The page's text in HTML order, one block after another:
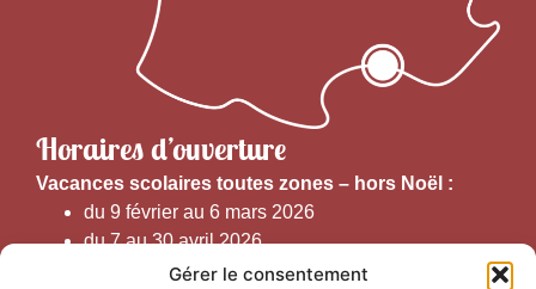
Gérer le consentement
Horaires d’ouverture
Vacances scolaires toutes zones – hors Noël :
du 9 février au 6 mars 2026
du 7 au 30 avril 2026
du 1er juin au 30 septembre 2026